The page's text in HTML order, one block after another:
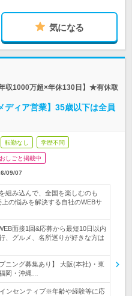
気になる
収1000万超×年休130日】★有休取
ディア営業】35歳以下は全員
転勤なし 学歴不問
しごと掲載中
09/07
組み込んで、全国を楽しむのも
の悩みを解決する自社のWEBサ
面接1回&応募から最短10日以内
グルメ、名所巡りが好きな方は
ニング募集あり】 大阪(本社)・東
岡・沖縄…
ンセンティブ※年齢や経験等に応